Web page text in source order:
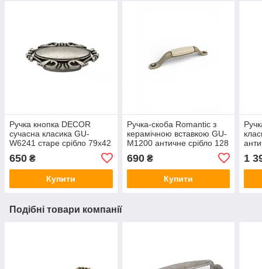
Ручка кнопка DECOR
сучасна класика GU-
W6241 старе срібло 79х42
650 ₴
Купити
Ручка-скоба Romantic з
керамічною вставкою GU-
M1200 античне срібло 128
690₴
Купити
1
Подібні товари компанії